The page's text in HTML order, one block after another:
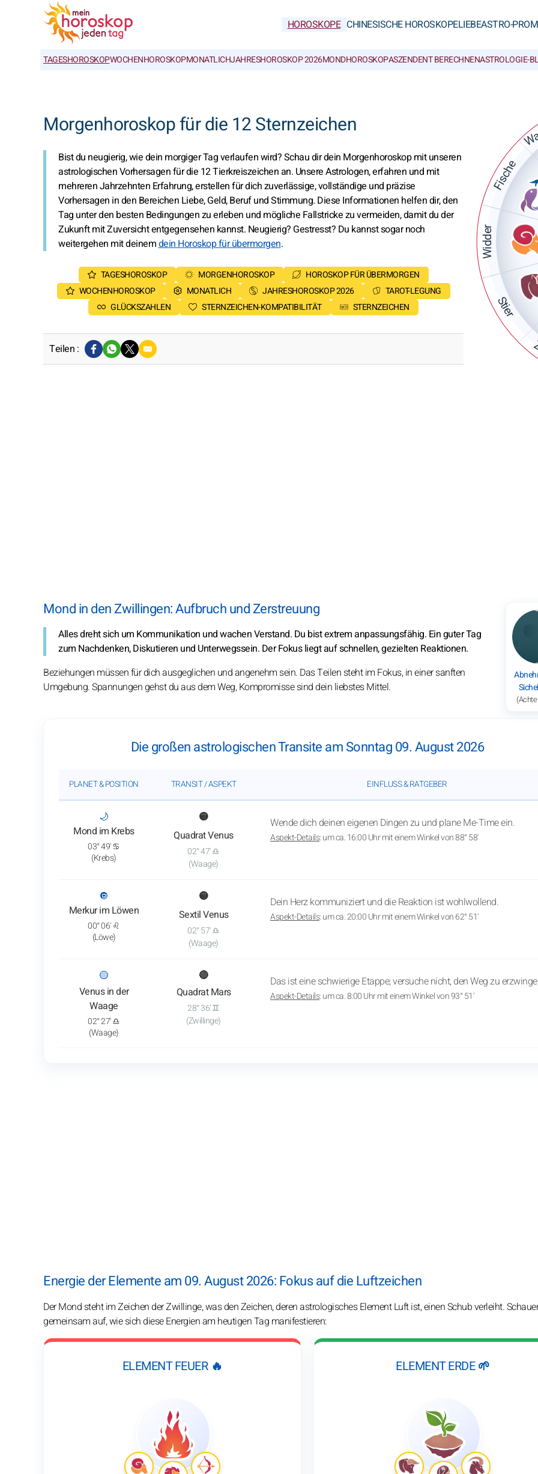
HOROSKOPE CHINESISCHE HOROSKOPELIEBEASTRO-
TAGESHOROSKOPWOCHENHOROSKOPMONATLICHJAHRESHOROSKOP 2026MONDHOROSKOPASZENDENT BERECHNENASTROLOGIE-
Morgenhoroskop für die 12 Sternzeichen
Bist du neugierig, wie dein morgiger Tag verlaufen wird? Schau dir dein Morgenhoroskopmit unseren
astrologischen Vorhersagen für die 12 Tierkreiszeichen an. Unsere Astrologen, erfahren und mit
mehreren Jahrzehnten Erfahrung, erstellen für dich zuverlässige, vollständige und präzise
Vorhersagen in den Bereichen Liebe, Geld, Beruf und Stimmung. Diese Informationen helfen dir, den
Tag unter den besten Bedingungen zu erleben und mögliche Fallstricke zu vermeiden, damit du der
Zukunft mit Zuversicht entgegensehen kannst. Neugierig? Gestresst? Du kannst sogar noch
weitergehen mit deinemdein Horoskop für übermorgen.
TAGESHOROSKOP MORGENHOROSKOP
HOROSKOP FÜR ÜBERMORGEN
WOCHENHOROSKOP
MONATLICH JAHRESHOROSKOP 2026
TAROT-LEGUNG
GLÜCKSZAHLEN
STERNZEICHEN-KOMPATIBILITÄT STERNZEICHEN
Teilen :
Widder
Stier
Fische
Mond in den Zwillingen: Aufbruch und Zerstreuung
Alles dreht sich um Kommunikation und wachen Verstand. Du bist extrem anpassungsfähig. Ein guter Tag
zum Nachdenken, Diskutieren und Unterwegssein. Der Fokus liegt auf schnellen, gezielten Reaktionen.
Beziehungen müssen für dich ausgeglichen und angenehm sein. Das Teilen steht im Fokus, in einer sanften
Umgebung. Spannungen gehst du aus dem Weg, Kompromisse sind dein liebstes Mittel.
Die großen astrologischen Transite am Sonntag 09. August 2026
PLANET & POSITION TRANSIT / ASPEKT EINFLUSS & RATGEBER
🌙
Mond im Krebs
: Transitanalyse anzeigen
03° 49' ♋
(Krebs)
🟡
Quadrat Venus
02° 47' ♎
(Waage)
Wende dich deinen eigenen Dingen zu und plane Me-Time ein.
Aspekt-Details: um ca. 16:00 Uhr mit einem Winkel von 88° 58'
🔘
Merkur im Löwen
: Transitanalyse anzeigen
00° 06' ♌
(Löwe)
🟡
Sextil Venus
02° 57' ♎
(Waage)
Dein Herz kommuniziert und die Reaktion ist wohlwollend.
Aspekt-Details: um ca. 20:00 Uhr mit einem Winkel von 62° 51'
🟡
Venus in der
Waage
: Transitanalyse anzeigen
02° 27' ♎
(Waage)
🔴
Quadrat Mars
28° 36' ♊
(Zwillinge)
Das ist eine schwierige Etappe; versuche nicht, den Weg zu
Aspekt-Details: um ca. 8:00 Uhr mit einem Winkel von 93° 51'
Energie der Elemente am 09. August 2026: Fokus auf die Luftzeichen
Der Mond steht im Zeichen der Zwillinge, was den Zeichen, deren astrologisches Element Luft ist, einen Schub verleiht.
gemeinsam auf, wie sich diese Energien am heutigen Tag manifestieren:
ELEMENT FEUER 🔥 ELEMENT ERDE 🌱